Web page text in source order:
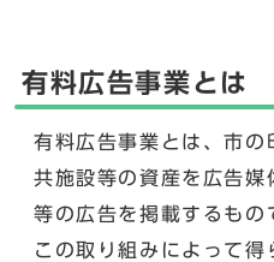
有料広告事業とは
有料広告事業とは、市の
共施設等の資産を広告媒
等の広告を掲載するもの
この取り組みによって